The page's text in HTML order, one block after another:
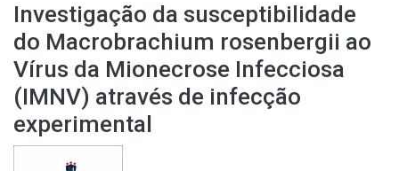
Investigação da susceptibilidade
do Macrobrachium rosenbergii ao
Vírus da Mionecrose Infecciosa
(IMNV) através de infecção
experimental